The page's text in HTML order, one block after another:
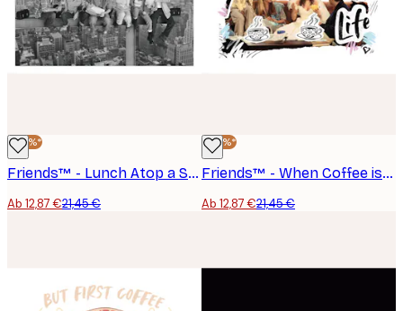
-40%*
Friends™ - Lunch Atop a Skyscraper Poster
Ab 12,87 €21,45 €
-40%*
Friends™ - When Coffee is Life Poster
Ab 12,87 €21,45 €